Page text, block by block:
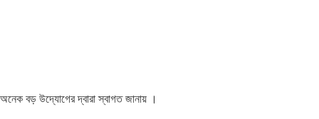
বড় উদ্যোগের দ্বারা স্বাগত জানায় ।